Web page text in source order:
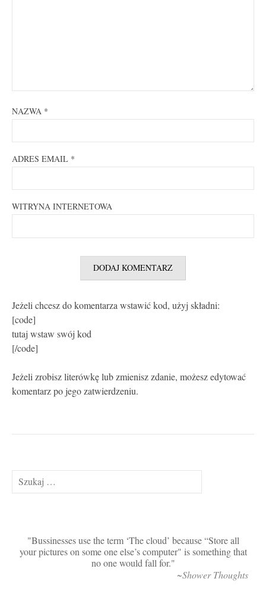
NAZWA *
ADRES EMAIL *
WITRYNA INTERNETOWA
Jeżeli chcesz do komentarza wstawić kod, użyj składni:
[code]
tutaj wstaw swój kod
[/code]
Jeżeli zrobisz literówkę lub zmienisz zdanie, możesz edytować
komentarz po jego zatwierdzeniu.
Szukaj:
Bussinesses use the term ‘The cloud’ because “Store all
your pictures on some one else’s computer" is something that
no one would fall for.
~Shower Thoughts